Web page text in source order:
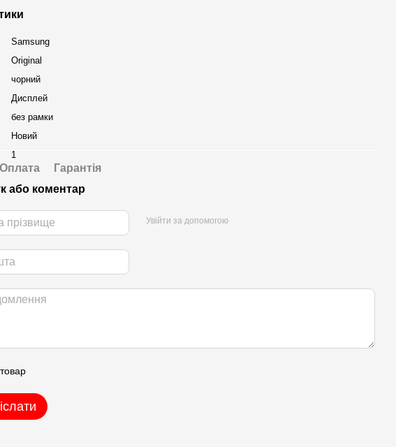
Samsung
Original
чорний
Дисплей
без рамки
Новий
1
Оплата
Гарантія
або коментар
Увійти за допомогою